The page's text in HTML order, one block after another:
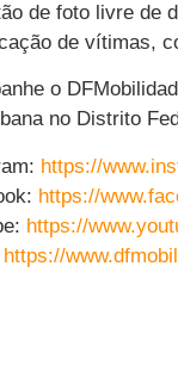
de foto livre de
de vítimas,
o
no Distrito
https://
https://
https://
https://